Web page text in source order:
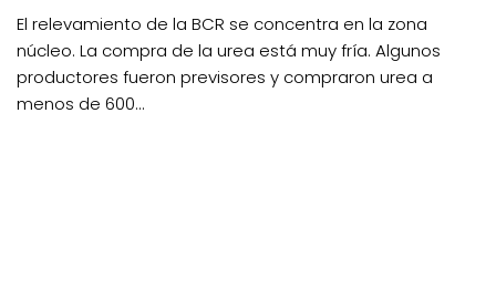
El relevamiento de la BCR se concentra en la zona
núcleo. La compra de la urea está muy fría. Algunos
productores fueron previsores y compraron urea a
menos de 600...